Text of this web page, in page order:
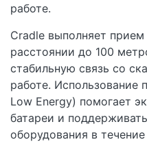
работе.
Cradle выполняет прием
расстоянии до 100
стабильную связь со
работе. Использование
Low Energy) помогает
батареи и
оборудования в